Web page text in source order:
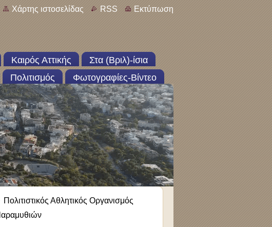
Χάρτης ιστοσελίδας RSS Εκτύπωση
Καιρός Αττικής
Στα (Βριλ)-ίσια
Πολιτισμός Φωτογραφίες-Βίντεο
Πολιτιστικός Αθλητικός Οργανισμός